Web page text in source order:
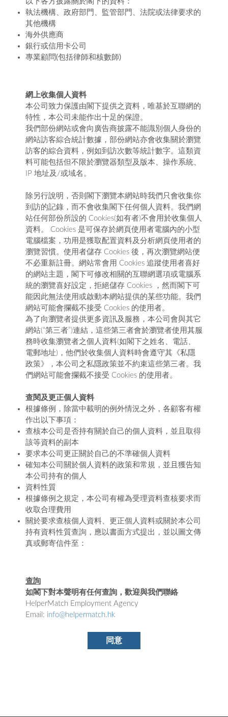
執法機構、政府部門、監管部門、法院或法律要求的
其他機構
海外供應商
銀行或信用卡公司
專業顧問(包括律師和核數師)
網上收集個人資料
本公司致力保護由閣下提供之資料，唯基於互聯網的
特性，本公司未能作出十足的保證。
我們部份網站或會向廣告商披露不能識別個人身份的
網站訪客綜合統計數據，部份網站亦會收集關於瀏覽
訪客的綜合資料，例如到訪次數等統計數字。這類資
料可能包括但不限於瀏覽器類型及版本、操作系統、
IP 地址及/或域名。
除另行說明，否則閣下瀏覽本網站時我們只會收集你
到訪的記錄，而不會收集閣下任何個人資料。我們網
站任何部份所設的 Cookies(如有者)不會用於收集個人
資料。 Cookies 是可保存於網頁使用者電腦內的小型
電腦檔案，功用是獲取配置資料及分析網頁使用者的
瀏覽習慣。使用者儲存 Cookies 後，再次瀏覽網站便
不必重新註冊。網站常會用 Cookies 追蹤使用者喜好
的網站主題，閣下可修改相關的互聯網選項或電腦系
統的瀏覽喜好設定，拒絕儲存 Cookies ，然而閣下可
能因此無法使用或啟動本網站提供的某些功能。我們
網站可能會攔截不接受 Cookies 的使用者。
為了向瀏覽者提供更多資訊及服務，本公司會與其它
網站(“第三者”)連結，這些第三者會於瀏覽者使用其服
務時收集瀏覽者之個人資料(如閣下之姓名、電話、
電郵地址)，他們於收集個人資料時會遵守其《私隱
政策》，本公司之私隱政策並不約束這些第三者。我
們網站可能會攔截不接受 Cookies 的使用者。
查閱及更正個人資料
根據條例，除當中載明的例外情況之外，各顧客有權
作出以下事項：
查核本公司是否持有關於自己的個人資料，並且取得
該等資料的副本
要求本公司更正關於自己的不準確個人資料
確知本公司關於個人資料的政策和常規，並且獲告知
本公司持有的個人
資料性質
根據條例之規定，本公司有權為受理資料查核要求而
收取合理費用
關於要求查核個人資料、更正個人資料或關於本公司
持有資料性質查詢，應以書面方式提出，並以圖文傳
真或郵寄信件至：
查詢
如閣下對本聲明有任何查詢，歡迎與我們聯絡
HelperMatch Employment Agency
Email: info@helpermatch.hk
同意